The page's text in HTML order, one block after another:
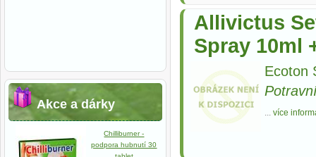
Allivictus
Spray 10ml
Ecoton
... více
Akce a dárky
Chilliburner -
podpora hubnutí 30